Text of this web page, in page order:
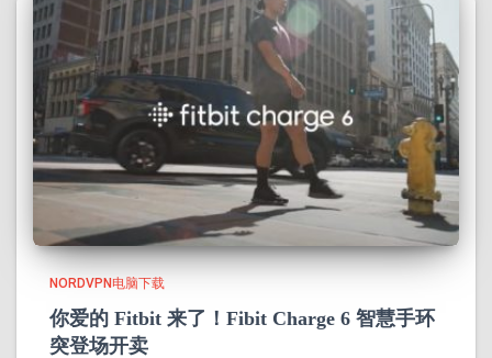
NORDVPN电脑下载
你爱的 Fitbit 来了！Fibit Charge 6 智慧手环
突登场开卖